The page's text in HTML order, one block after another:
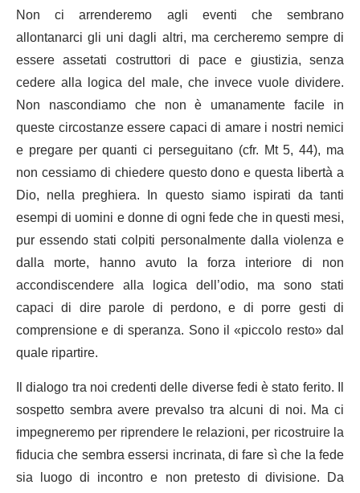
Non ci arrenderemo agli eventi che sembrano
allontanarci gli uni dagli altri, ma cercheremo sempre di
essere assetati costruttori di pace e giustizia, senza
cedere alla logica del male, che invece vuole dividere.
Non nascondiamo che non è umanamente facile in
queste circostanze essere capaci di amare i nostri nemici
e pregare per quanti ci perseguitano (cfr. Mt 5, 44), ma
non cessiamo di chiedere questo dono e questa libertà a
Dio, nella preghiera. In questo siamo ispirati da tanti
esempi di uomini e donne di ogni fede che in questi mesi,
pur essendo stati colpiti personalmente dalla violenza e
dalla morte, hanno avuto la forza interiore di non
accondiscendere alla logica dell’odio, ma sono stati
capaci di dire parole di perdono, e di porre gesti di
comprensione e di speranza. Sono il «piccolo resto» dal
quale ripartire.
Il dialogo tra noi credenti delle diverse fedi è stato ferito. Il
sospetto sembra avere prevalso tra alcuni di noi. Ma ci
impegneremo per riprendere le relazioni, per ricostruire la
fiducia che sembra essersi incrinata, di fare sì che la fede
sia luogo di incontro e non pretesto di divisione. Da